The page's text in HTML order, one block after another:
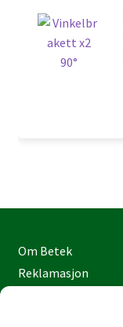
Om Betek
Reklamasjon